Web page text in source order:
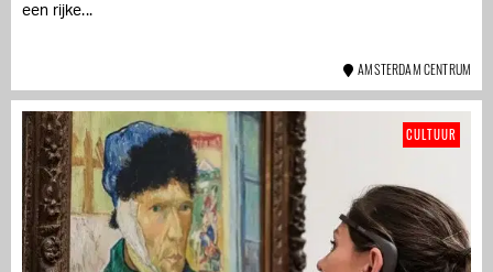
een rijke...
AMSTERDAM CENTRUM
CULTUUR